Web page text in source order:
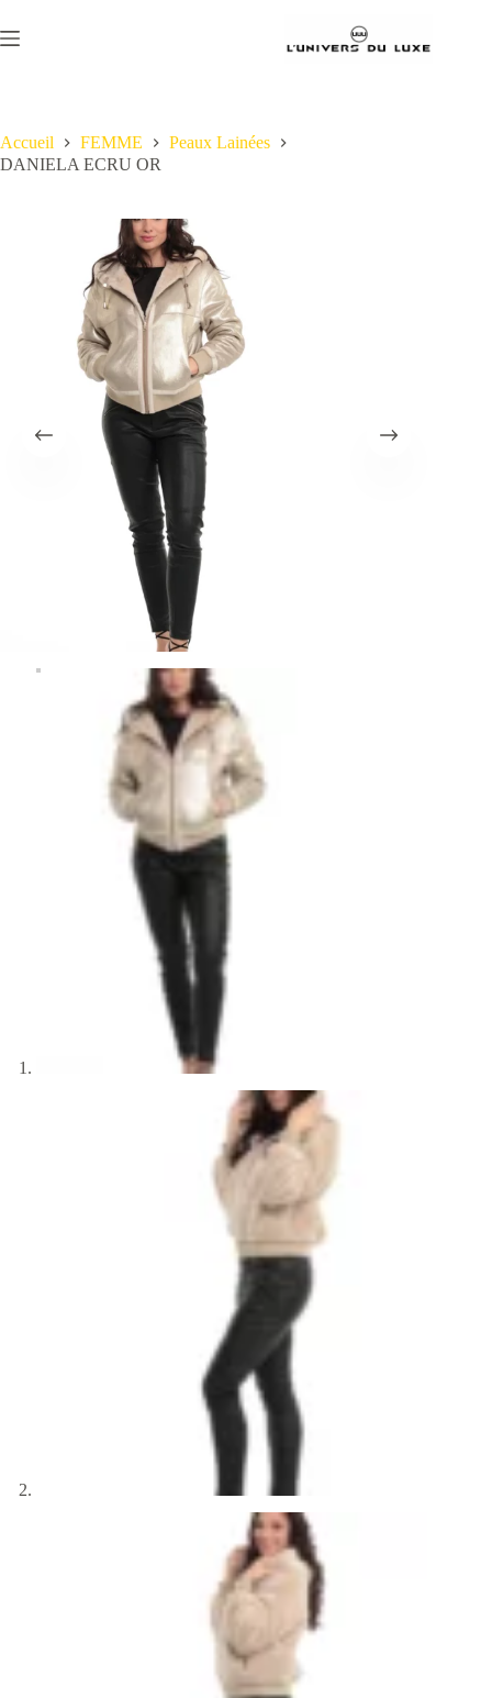
au
contenu
Accueil FEMME
Peaux Lainées
DANIELA ECRU OR